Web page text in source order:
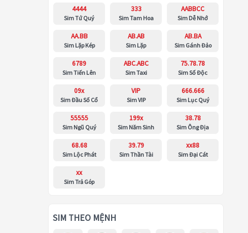
4444
Sim Tứ Quý
333
Sim Tam Hoa
AABBCC
Sim Dễ Nhớ
AA.BB
Sim Lặp Kép
AB.AB
Sim Lặp
AB.BA
Sim Gánh Đảo
6789
Sim Tiến Lên
ABC.ABC
Sim Taxi
75.78.78
Sim Số Độc
09x
Sim Đầu Số Cổ
VIP
Sim VIP
666.666
Sim Lục Quý
55555
Sim Ngũ Quý
199x
Sim Năm Sinh
38.78
Sim Ông Địa
68.68
Sim Lộc Phát
39.79
Sim Thần Tài
xx88
Sim Đại Cát
xx
Sim Trả Góp
SIM THEO MỆNH